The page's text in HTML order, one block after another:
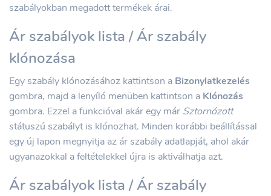
szabályokban megadott termékek árai.
Ár szabályok lista / Ár szabály
klónozása
Egy szabály klónozásához kattintson a Bizonylatkezelés
gombra, majd a lenyíló menüben kattintson a Klónozás
gombra. Ezzel a funkcióval akár egy már Sztornózott
státuszú szabályt is klónozhat. Minden korábbi beállítással
egy új lapon megnyitja az ár szabály adatlapját, ahol akár
ugyanazokkal a feltételekkel újra is aktiválhatja azt.
Ár szabályok lista / Ár szabály